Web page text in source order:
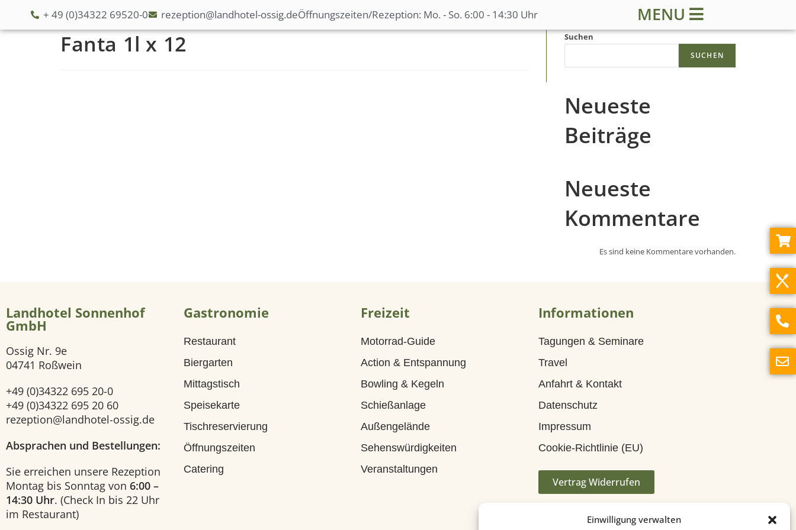
Einwilligung verwalten
+ 49 (0)34322 69520-0 rezeption@landhotel-ossig.deÖffnungszeiten/Rezeption: Mo. - So. 6:00 - 14:30 Uhr MENU
e
o
e
U
Fanta 1l x 12 Suchen
SUCHEN
Neueste
Beiträge
Neueste
Kommentare
Es sind keine Kommentare vorhanden.
Landhotel Sonnenhof
GmbH
Ossig Nr. 9e
04741 Roßwein
+49 (0)34322 695 20-0
+49 (0)34322 695 20 60
rezeption@landhotel-ossig.de
Absprachen und Bestellungen:
Sie erreichen unsere Rezeption
Montag bis Sonntag von 6:00 –
14:30 Uhr. (Check In bis 22 Uhr
im Restaurant)
Gastronomie
Restaurant
Biergarten
Mittagstisch
Speisekarte
Tischreservierung
Öffnungszeiten
Catering
Freizeit
Motorrad-Guide
Action & Entspannung
Bowling & Kegeln
Schießanlage
Außengelände
Sehenswürdigkeiten
Veranstaltungen
Informationen
Tagungen & Seminare
Travel
Anfahrt & Kontakt
Datenschutz
Impressum
Cookie-Richtlinie (EU)
Vertrag Widerrufen